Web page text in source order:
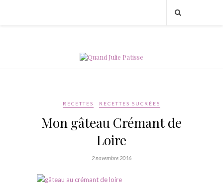
RECETTES RECETTES SUCRÉES
Mon gâteau Crémant de
Loire
2 novembre 2016